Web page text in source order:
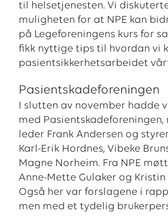
til helsetjenesten. Vi
muligheten for at NPE kan
på Legeforeningens kurs for
fikk nyttige tips til hvordan vi
pasientsikkerhetsarbeidet
Pasientskadeforeningen
I slutten av november hadde
med Pasientskadeforeningen,
leder Frank Andersen og
Karl-Erik Hordnes, Vibeke
Magne Norheim. Fra NPE
Anne-Mette Gulaker og Kristin
Også her var forslagene i
men med et tydelig